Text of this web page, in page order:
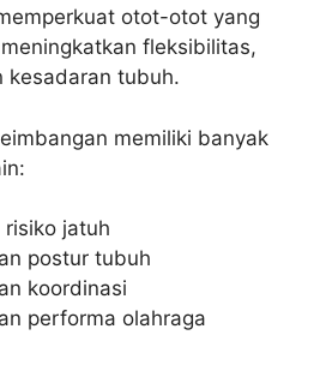
otot-otot yang
fleksibilitas,
kesadaran tubuh.
memiliki banyak
risiko jatuh
postur tubuh
koordinasi
performa olahraga